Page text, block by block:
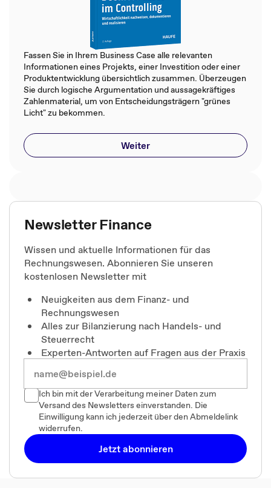
Fassen Sie in Ihrem Business Case alle relevanten
Informationen eines Projekts, einer Investition oder einer
Produktentwicklung übersichtlich zusammen. Überzeugen
Sie durch logische Argumentation und aussagekräftiges
Zahlenmaterial, um von Entscheidungsträgern "grünes
Licht" zu bekommen.
Weiter
Newsletter Finance
Wissen und aktuelle Informationen für das
Rechnungswesen. Abonnieren Sie unseren
kostenlosen Newsletter mit
Neuigkeiten aus dem Finanz- und
Rechnungswesen
Alles zur Bilanzierung nach Handels- und
Steuerrecht
Experten-Antworten auf Fragen aus der Praxis
Ich bin mit der Verarbeitung meiner Daten zum
Versand des Newsletters einverstanden. Die
Einwilligung kann ich jederzeit über den Abmeldelink
widerrufen.
Jetzt abonnieren